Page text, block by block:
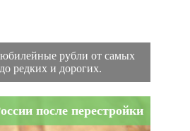
юбилейные рубли от самых
редких и дорогих.
после перестройки